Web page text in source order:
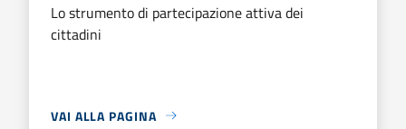
Lo strumento di partecipazione attiva dei
cittadini
VAI ALLA PAGINA